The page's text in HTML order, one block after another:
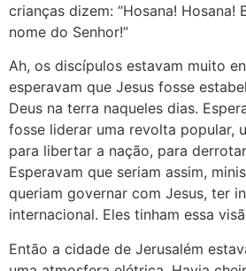
crianças dizem: “Hosana! Hosana!
nome do Senhor!”
Ah, os discípulos estavam muito
esperavam que Jesus fosse
Deus na terra naqueles dias.
fosse liderar uma revolta popular,
para libertar a nação, para
Esperavam que seriam assim,
queriam governar com Jesus, ter
internacional. Eles tinham essa
Então a cidade de Jerusalém